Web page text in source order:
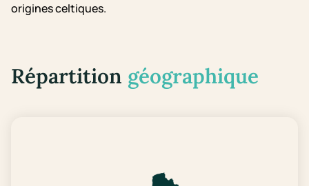
origines celtiques.
Répartition géographique